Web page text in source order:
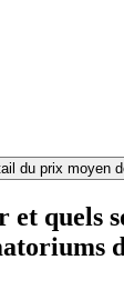
du prix moyen
et quels